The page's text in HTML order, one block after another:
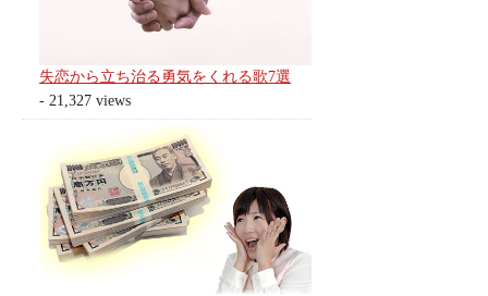
失恋から立ち治る勇気をくれる歌7選
- 21,327 views